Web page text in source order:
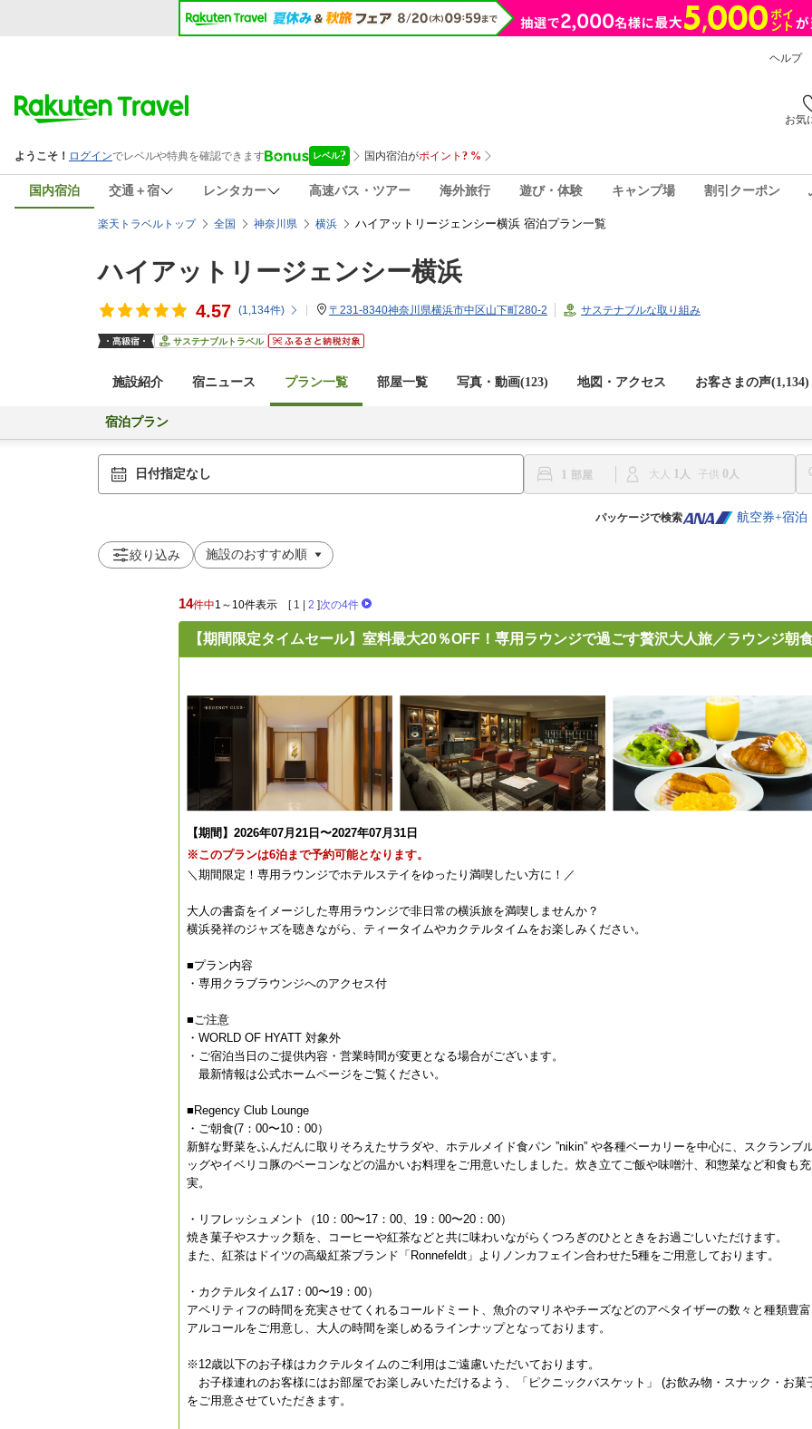
ヘルプ
お気
国内宿泊 交通＋宿 レンタカー 高速バス・ツアー 海外旅行 遊び・体験 キャンプ場 割引クーポン
楽天トラベルトップ 全国 神奈川県 横浜 ハイアットリージェンシー横浜 宿泊プラン一覧
ハイアットリージェンシー横浜
4.57 (1,134件) 〒231-8340神奈川県横浜市中区山下町280-2 サステナブルな取り組み
サステナブルトラベル
施設紹介 宿ニュース プラン一覧 部屋一覧 写真・動画(123) 地図・アクセス お客さまの声(1,134)
宿泊プラン
日付指定なし 1 大人 1 子供 0
パッケージで検索 航空券+宿泊
絞り込み
14件中1～10件表示 [ 1 2 ]次の4件
【期間限定タイムセール】室料最大20％OFF！専用ラウンジで過ごす贅沢大人旅／ラウンジ朝
【期間】2026年07月21日〜2027年07月31日
※このプランは6泊まで予約可能となります。
＼期間限定！専用ラウンジでホテルステイをゆったり満喫したい方に！／
大人の書斎をイメージした専用ラウンジで非日常の横浜旅を満喫しませんか？
横浜発祥のジャズを聴きながら、ティータイムやカクテルタイムをお楽しみください。
■プラン内容
・専用クラブラウンジへのアクセス付
■ご注意
・WORLD OF HYATT 対象外
・ご宿泊当日のご提供内容・営業時間が変更となる場合がございます。
最新情報は公式ホームページをご覧ください。
■Regency Club Lounge
・ご朝食(7：00〜10：00）
新鮮な野菜をふんだんに取りそろえたサラダや、ホテルメイド食パン ”nikin” や各種ベーカリーを中心に、スクランブ
ッグやイベリコ豚のベーコンなどの温かいお料理をご用意いたしました。炊き立てご飯や味噌汁、和惣菜など和食も充
実。
・リフレッシュメント（10：00〜17：00、19：00〜20：00）
焼き菓子やスナック類を、コーヒーや紅茶などと共に味わいながらくつろぎのひとときをお過ごしいただけます。
また、紅茶はドイツの高級紅茶ブランド「Ronnefeldt」よりノンカフェイン合わせた5種をご用意しております。
・カクテルタイム17：00〜19：00）
アペリティフの時間を充実させてくれるコールドミート、魚介のマリネやチーズなどのアペタイザーの数々と種類豊
アルコールをご用意し、大人の時間を楽しめるラインナップとなっております。
※12歳以下のお子様はカクテルタイムのご利用はご遠慮いただいております。
お子様連れのお客様にはお部屋でお楽しみいただけるよう、「ピクニックバスケット」 (お飲み物・スナック・お菓
をご用意させていただきます。